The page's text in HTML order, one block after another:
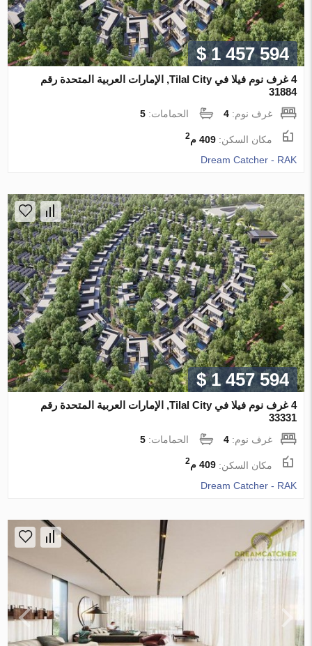
$ 1 457 594
4 غرف نوم فيلا في Tilal City, الإمارات العربية المتحدة رقم
31884
غرف نوم:4 الحمامات:5
مكان السكن:409 م 2
Dream Catcher - RAK
$ 1 457 594
4 غرف نوم فيلا في Tilal City, الإمارات العربية المتحدة رقم
33331
غرف نوم:4 الحمامات:5
مكان السكن:409 م 2
Dream Catcher - RAK